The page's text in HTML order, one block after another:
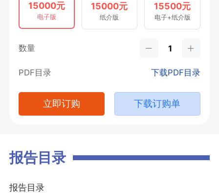
15000元
电子版
15000元
纸介版
15500元
电子+纸介版
数量
PDF目录 下载PDF目录
立即订购 下载订购单
报告目录
报告目录